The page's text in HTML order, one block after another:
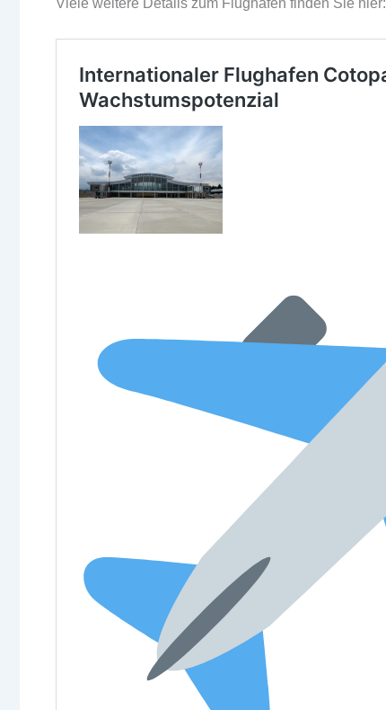
Viele weitere Details zum Flughafen finden Sie hier: